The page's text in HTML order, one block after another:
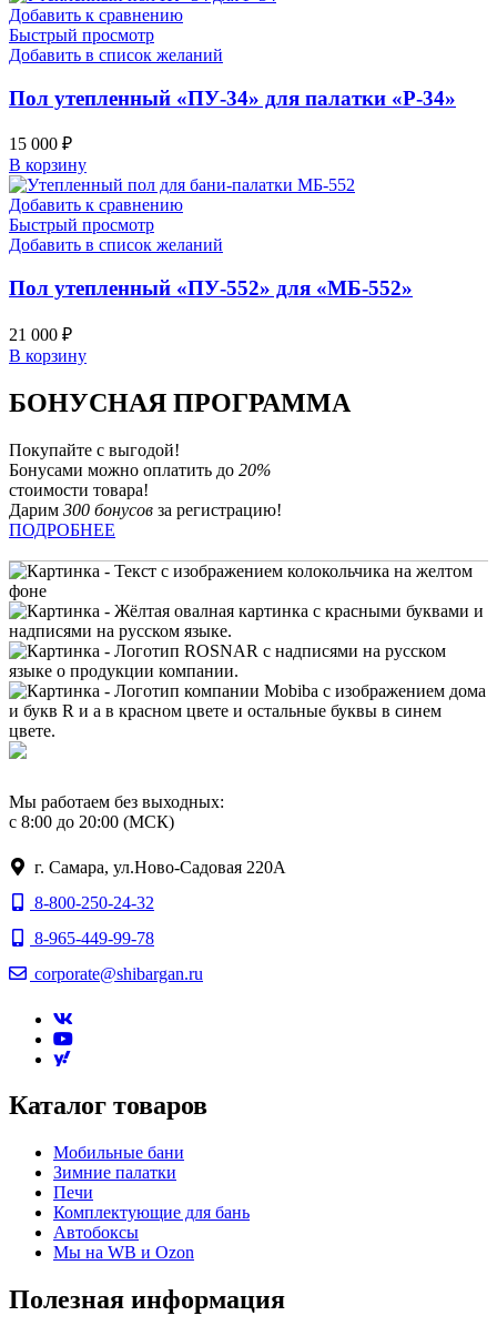
Добавить к сравнению
Быстрый просмотр
Добавить в список желаний
Пол утепленный «ПУ-34» для палатки «Р-34»
15 000 ₽
В корзину
Добавить к сравнению
Быстрый просмотр
Добавить в список желаний
Пол утепленный «ПУ-552» для «МБ-552»
21 000 ₽
В корзину
БОНУСНАЯ ПРОГРАММА
Покупайте с выгодой!
Бонусами можно оплатить до 20%
стоимости товара!
Дарим 300 бонусов за регистрацию!
ПОДРОБНЕЕ
Мы работаем без выходных:
с 8:00 до 20:00 (МСК)
г. Самара, ул.Ново-Садовая 220А
8-800-250-24-32
8-965-449-99-78
corporate@shibargan.ru
Каталог товаров
Мобильные бани
Зимние палатки
Печи
Комплектующие для бань
Автобоксы
Мы на WB и Ozon
Полезная информация